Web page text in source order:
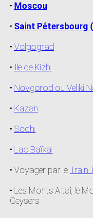
• Moscou
• Saint Pétersbourg
• Volgograd
• Ile de Kizhi
• Novgorod ou Veliki
• Kazan
• Sochi
• Lac Baïkal
• Voyager par leTrain
• Les Monts Altai, le
Geysers